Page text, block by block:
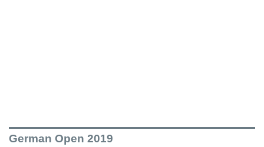
German Open 2019